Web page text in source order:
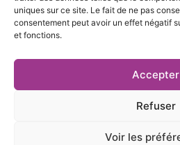
uniques sur ce site. Le fait de ne pas
consentement peut avoir un effet négatif
et fonctions.
Accepter
Refuser
Voir les